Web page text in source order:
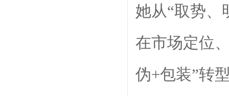
她从“取势、
在市场定位
伪+包装”转